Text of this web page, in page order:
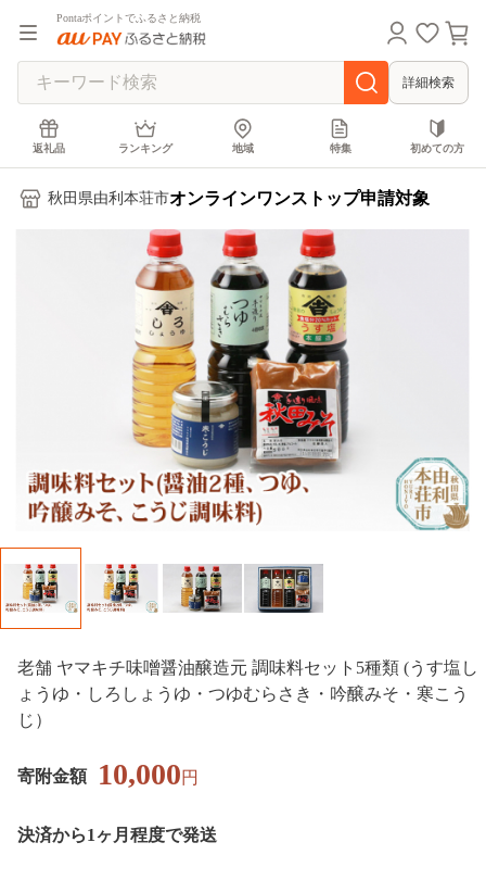
Pontaポイントでふるさと納税
詳細検索
返礼品 ランキング 地域 特集 初めての方
秋田県由利本荘市オンラインワンストップ申請対象
老舗 ヤマキチ味噌醤油醸造元 調味料セット5種類 (うす塩し
ょうゆ・しろしょうゆ・つゆむらさき・吟醸みそ・寒こう
じ）
寄附金額 10,000円
決済から1ヶ月程度で発送